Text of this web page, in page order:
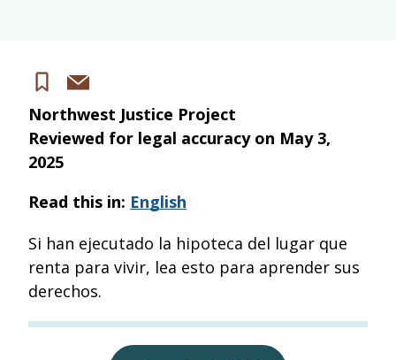
Northwest Justice Project
Reviewed for legal accuracy on May 3,
2025
Read this in: English
Si han ejecutado la hipoteca del lugar que
renta para vivir, lea esto para aprender sus
derechos.
SaveShare
via
email